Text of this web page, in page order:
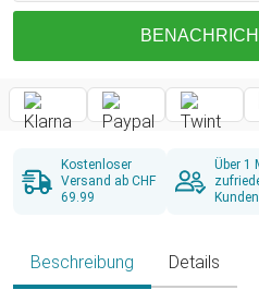
Kostenloser
Versand ab CHF
69.99
Über 1
Kunden
Beschreibung Details